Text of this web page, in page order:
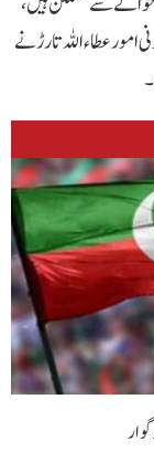
عطاء اللہ تارڑ نے